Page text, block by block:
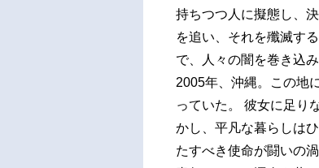
持ちつつ人に擬態し、
を追い、それを殲滅す
で、人々の闇を巻き込
2005年、沖縄。この地
っていた。 彼女に足り
かし、平凡な暮らしは
たすべき使命が闘いの